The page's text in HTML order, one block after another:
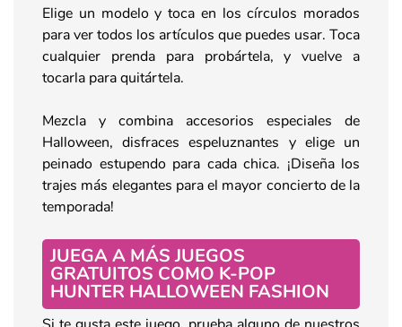
Elige un modelo y toca en los círculos morados
para ver todos los artículos que puedes usar. Toca
cualquier prenda para probártela, y vuelve a
tocarla para quitártela.
Mezcla y combina accesorios especiales de
Halloween, disfraces espeluznantes y elige un
peinado estupendo para cada chica. ¡Diseña los
trajes más elegantes para el mayor concierto de la
temporada!
JUEGA A MÁS JUEGOS
GRATUITOS COMO K-POP
HUNTER HALLOWEEN FASHION